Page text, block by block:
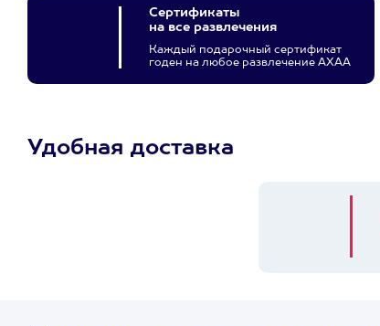
Сертификаты
на все развлечения
Каждый подарочный сертификат
годен на любое развлечение АХАА
Удобная доставка